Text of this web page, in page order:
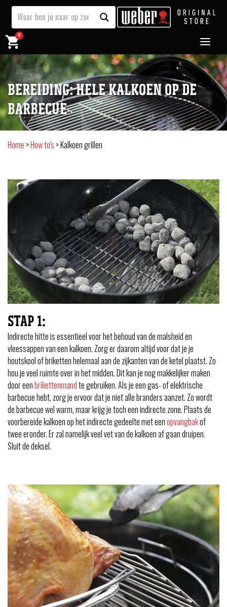
0
BEREIDING: HELE KALKOEN OP DE
BARBECUE
Home >How to's >Kalkoen grillen
STAP 1:
Indirecte hitte is essentieel voor het behoud van de malsheid en
vleessappen van een kalkoen. Zorg er daarom altijd voor dat je je
houtskool of briketten helemaal aan de zijkanten van de ketel plaatst. Zo
hou je veel ruimte over in het midden. Dit kan je nog makkelijker maken
door eenbrikettenmandte gebruiken. Als je een gas- of elektrische
barbecue hebt, zorg je ervoor dat je niet alle branders aanzet. Zo wordt
de barbecue wel warm, maar krijg je toch een indirecte zone. Plaats de
voorbereide kalkoen op het indirecte gedeelte met eenopvangbakof
twee eronder. Er zal namelijk veel vet van de kalkoen af gaan druipen.
Sluit de deksel.